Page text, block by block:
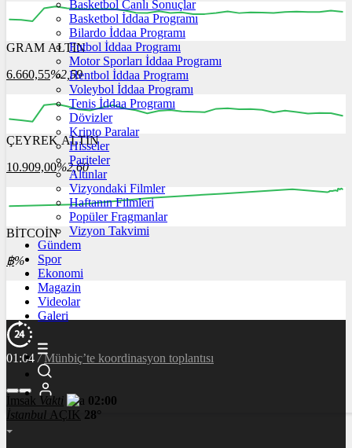
12:00 13:00 14:00
GRAM ALTIN
6.660,55%2,59
12:00 13:00
ÇEYREK ALTIN
10.909,00%2,60
00:00 00:00 00:00
BİTCOİN
฿%
Basketbol Canlı Sonuçlar
Basketbol İddaa Programı
Bilardo İddaa Programı
Futbol İddaa Programı
Motor Sporları İddaa Programı
Hentbol İddaa Programı
Voleybol İddaa Programı
Tenis İddaa Programı
Dövizler
Kripto Paralar
Hisseler
Pariteler
Altınlar
Vizyondaki Filmler
Haftanın Filmleri
Popüler Fragmanlar
Vizyon Takvimi
Gündem
Spor
Ekonomi
Magazin
Videolar
Galeri
01:04 / Dünya genç milyarderi konuşuyor
İmsak Vakti
02:00
İstanbul AÇIK 28°